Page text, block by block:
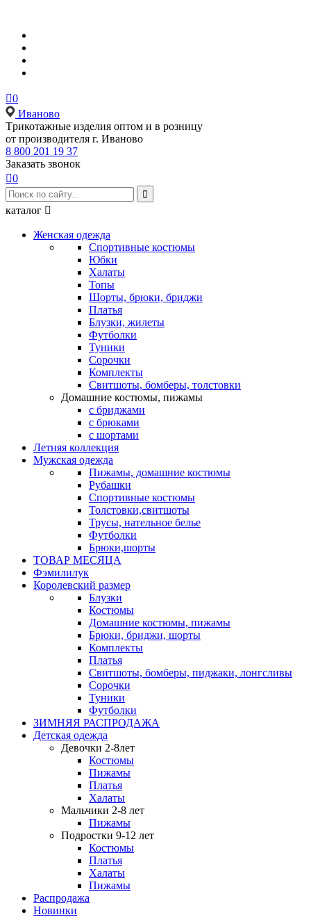
0
Иваново
Tрикотажные изделия оптом и в розницу
от производителя г. Иваново
8 800 201 19 37
Заказать звонок
0

каталог 
Женская одежда
Спортивные костюмы
Юбки
Халаты
Топы
Шорты, брюки, бриджи
Платья
Блузки, жилеты
Футболки
Туники
Сорочки
Комплекты
Свитшоты, бомберы, толстовки
Домашние костюмы, пижамы
с бриджами
с брюками
с шортами
Летняя коллекция
Мужская одежда
Пижамы, домашние костюмы
Рубашки
Спортивные костюмы
Толстовки,свитшоты
Трусы, нательное белье
Футболки
Брюки,шорты
ТОВАР МЕСЯЦА
Фэмилилук
Королевский размер
Блузки
Костюмы
Домашние костюмы, пижамы
Брюки, бриджи, шорты
Комплекты
Платья
Свитшоты, бомберы, пиджаки, лонгсливы
Сорочки
Туники
Футболки
ЗИМНЯЯ РАСПРОДАЖА
Детская одежда
Девочки 2-8лет
Костюмы
Пижамы
Платья
Халаты
Мальчики 2-8 лет
Пижамы
Подростки 9-12 лет
Костюмы
Платья
Халаты
Пижамы
Распродажа
Новинки